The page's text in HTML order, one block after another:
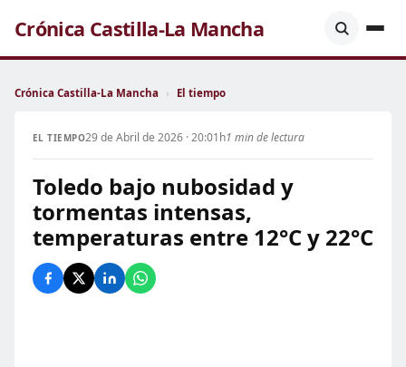
Crónica Castilla-La Mancha
Crónica Castilla-La Mancha › El tiempo
EL TIEMPO29 de Abril de 2026 · 20:01h1 min de lectura
Toledo bajo nubosidad y
tormentas intensas,
temperaturas entre 12°C y 22°C